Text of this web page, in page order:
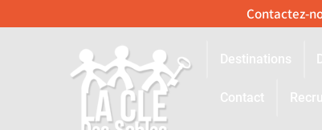
Destinations
Contact